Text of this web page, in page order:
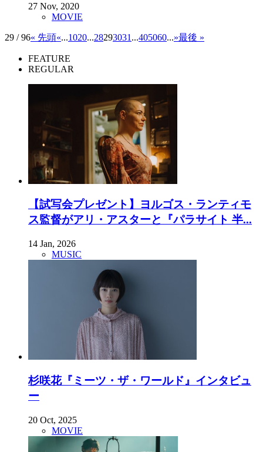
27 Nov, 2020
MOVIE
29 / 96« 先頭«...1020...28293031 ...405060...»最後 »
FEATURE
REGULAR
【試写会プレゼント】ヨルゴス・ランティモ
ス監督がアリ・アスターと『パラサイト 半...
14 Jan, 2026
MUSIC
杉咲花『ミーツ・ザ・ワールド』インタビュ
ー
20 Oct, 2025
MOVIE